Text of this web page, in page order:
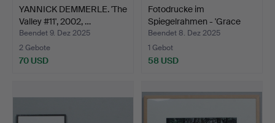
YANNICK DEMMERLE. 'The
Valley #11', 2002, …
Beendet 9. Dez 2025
2 Gebote
70 USD
Fotodrucke im
Spiegelrahmen - 'Grace
Kelly…
Beendet 8. Dez 2025
1 Gebot
58 USD